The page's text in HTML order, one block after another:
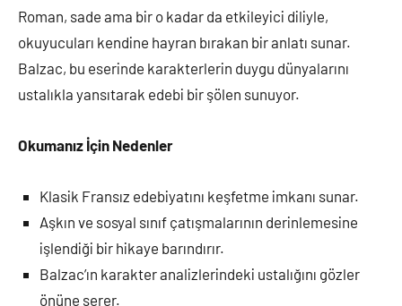
Roman, sade ama bir o kadar da etkileyici diliyle,
okuyucuları kendine hayran bırakan bir anlatı sunar.
Balzac, bu eserinde karakterlerin duygu dünyalarını
ustalıkla yansıtarak edebi bir şölen sunuyor.
Okumanız İçin Nedenler
Klasik Fransız edebiyatını keşfetme imkanı sunar.
Aşkın ve sosyal sınıf çatışmalarının derinlemesine
işlendiği bir hikaye barındırır.
Balzac’ın karakter analizlerindeki ustalığını gözler
önüne serer.